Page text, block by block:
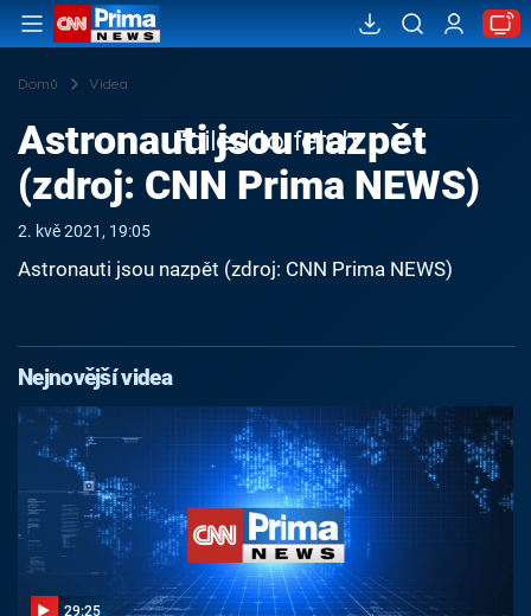
Domů Videa
Failed to fetch
Astronauti jsou nazpět
(zdroj: CNN Prima NEWS)
2. kvě 2021, 19:05
Astronauti jsou nazpět (zdroj: CNN Prima NEWS)
Nejnovější videa
29:25